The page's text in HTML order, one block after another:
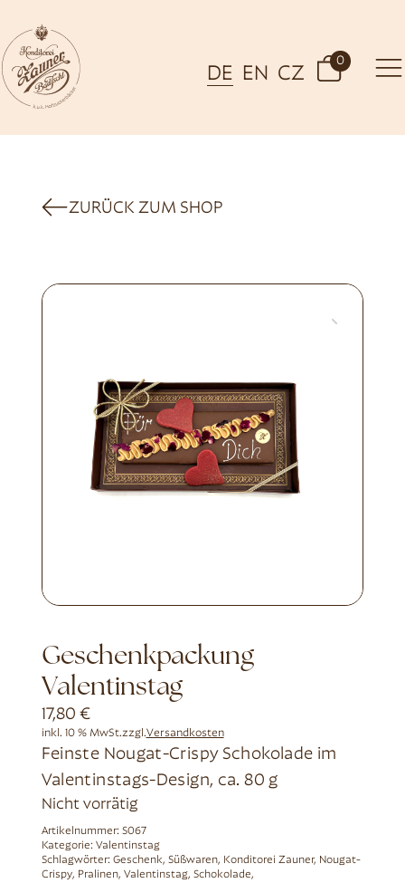
DE EN CZ
0
ZURÜCK ZUM SHOP
Geschenkpackung
Valentinstag
17,80 €
inkl. 10 % MwSt.zzgl.Versandkosten
Feinste Nougat-Crispy Schokolade im
Valentinstags-Design, ca. 80 g
Nicht vorrätig
Artikelnummer: S067
Kategorie: Valentinstag
Schlagwörter: Geschenk, Süßwaren, Konditorei Zauner, Nougat-
Crispy, Pralinen, Valentinstag, Schokolade,